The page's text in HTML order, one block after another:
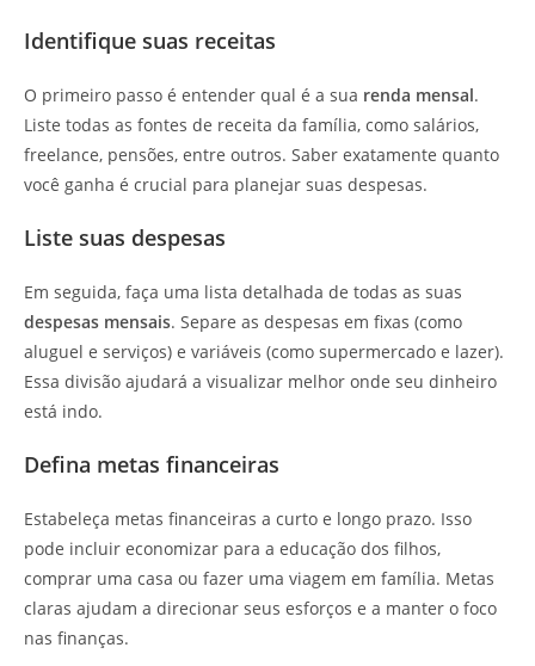
Identifique suas receitas
O primeiro passo é entender qual é a sua renda mensal.
Liste todas as fontes de receita da família, como salários,
freelance, pensões, entre outros. Saber exatamente quanto
você ganha é crucial para planejar suas despesas.
Liste suas despesas
Em seguida, faça uma lista detalhada de todas as suas
despesas mensais. Separe as despesas em fixas (como
aluguel e serviços) e variáveis (como supermercado e lazer).
Essa divisão ajudará a visualizar melhor onde seu dinheiro
está indo.
Defina metas financeiras
Estabeleça metas financeiras a curto e longo prazo. Isso
pode incluir economizar para a educação dos filhos,
comprar uma casa ou fazer uma viagem em família. Metas
claras ajudam a direcionar seus esforços e a manter o foco
nas finanças.